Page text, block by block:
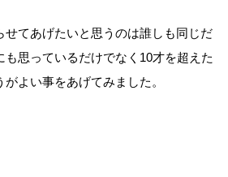
せてあげたいと思うのは誰しも同じだ
も思っているだけでなく10才を超えた
よい事をあげてみました。